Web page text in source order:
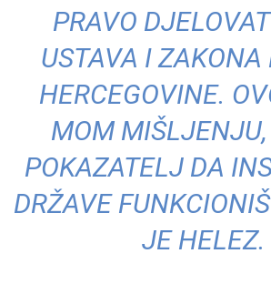
PRAVO
USTAVA I ZAKONA
HERCEGOVINE.
MOM
POKAZATELJ DA
DRŽAVE
JE HELEZ.